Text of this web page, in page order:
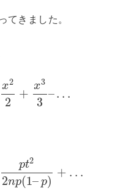
てきました。
x2
2
+
x3
3
–…
pt2
2np(1– p)
+ …